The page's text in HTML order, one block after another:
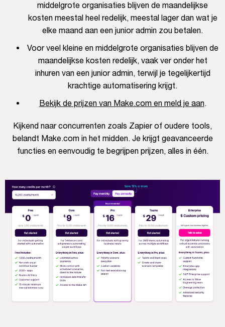
middelgrote organisaties blijven de maandelijkse
kosten meestal heel redelijk, meestal lager dan wat je
elke maand aan een junior admin zou betalen.
Voor veel kleine en middelgrote organisaties blijven de
maandelijkse kosten redelijk, vaak ver onder het
inhuren van een junior admin, terwijl je tegelijkertijd
krachtige automatisering krijgt.
Bekijk de prijzen van Make.com en meld je aan.
Kijkend naar concurrenten zoals Zapier of oudere tools,
belandt Make.com in het midden. Je krijgt geavanceerde
functies en eenvoudig te begrijpen prijzen, alles in één.